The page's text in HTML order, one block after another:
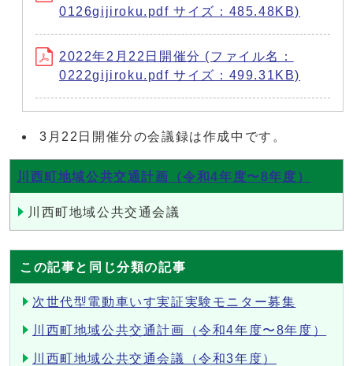
0126gijiroku.pdf サイズ：485.48KB)
2022年2月22日開催分 (ファイル名：
0222gijiroku.pdf サイズ：499.31KB)
3月22日開催分の会議録は作成中です。
川西町地域公共交通計画（令和4年度〜8年度）
川西町地域公共交通会議
この記事と同じ分類の記事
次世代型電動車いす実証実験モニター募集
川西町地域公共交通計画（令和4年度〜8年度）
川西町地域公共交通会議（令和3年度）